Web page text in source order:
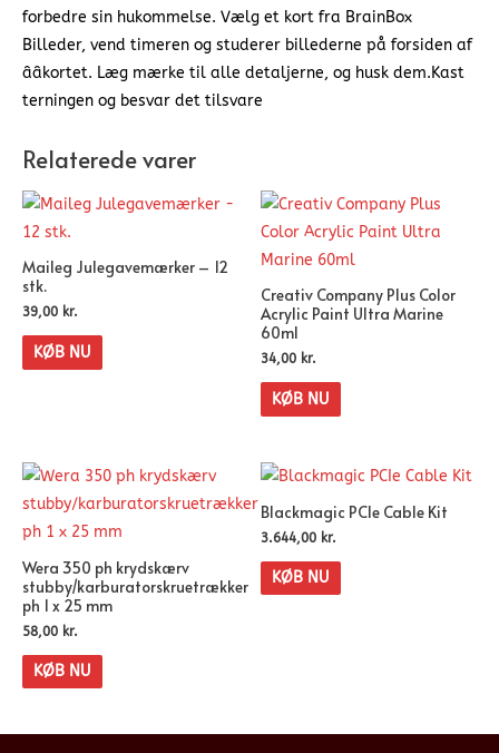
forbedre sin hukommelse. Vælg et kort fra BrainBox
Billeder, vend timeren og studerer billederne på forsiden af
ââkortet. Læg mærke til alle detaljerne, og husk dem.Kast
terningen og besvar det tilsvare
Relaterede varer
Maileg Julegavemærker – 12
stk.
39,00 kr.
KØB NU
Creativ Company Plus Color
Acrylic Paint Ultra Marine
60ml
34,00 kr.
KØB NU
Wera 350 ph krydskærv
stubby/karburatorskruetrækker
ph 1 x 25 mm
58,00 kr.
KØB NU
Blackmagic PCIe Cable Kit
3.644,00 kr.
KØB NU